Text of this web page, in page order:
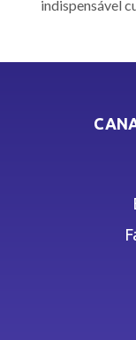
indispensável